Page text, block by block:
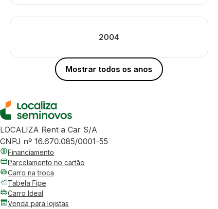
2004
Mostrar todos os anos
LOCALIZA Rent a Car S/A
CNPJ nº 16.670.085/0001-55
Financiamento
Parcelamento no cartão
Carro na troca
Tabela Fipe
Carro Ideal
Venda para lojistas